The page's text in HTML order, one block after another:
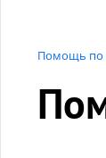
Помощь по